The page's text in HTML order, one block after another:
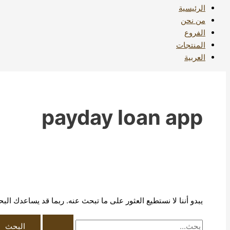
الرئيسية
من نحن
الفروع
المنتجات
العربية
payday loan app
يبدو أننا لا نستطيع العثور على ما تبحث عنه. ربما قد يساعدك